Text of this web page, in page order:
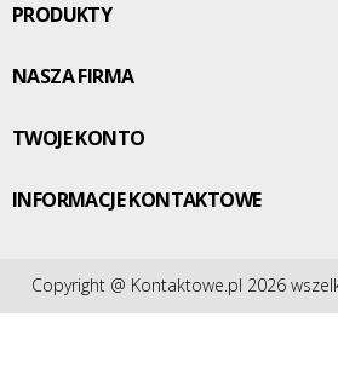
PRODUKTY
NASZA FIRMA
TWOJE KONTO
INFORMACJE KONTAKTOWE
Copyright @ Kontaktowe.pl 2026